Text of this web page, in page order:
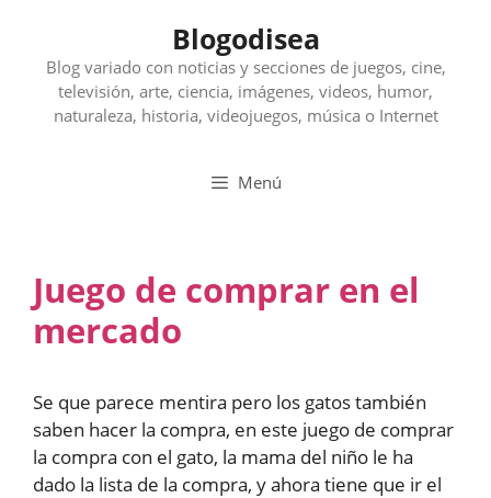
contenido
Blogodisea
Blog variado con noticias y secciones de juegos, cine,
televisión, arte, ciencia, imágenes, videos, humor,
naturaleza, historia, videojuegos, música o Internet
Menú
Juego de comprar en el
mercado
Se que parece mentira pero los gatos también
saben hacer la compra, en este juego de comprar
la compra con el gato, la mama del niño le ha
dado la lista de la compra, y ahora tiene que ir el